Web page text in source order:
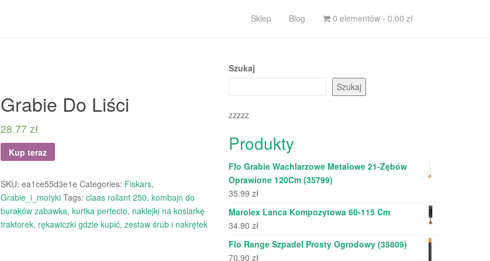
Sklep Blog 0 elementów - 0.00 zł
Grabie Do Liści
28.77 zł
Kup teraz
SKU: ea1ce55d3e1e Categories: Fiskars,
Grabie_i_motyki Tags: claas rollant 250, kombajn do
buraków zabawka, kurtka perfecto, naklejki na kosiarkę
traktorek, rękawiczki gdzie kupić, zestaw śrub i nakrętek
Szukaj
Szukaj
zzzzz
Produkty
Flo Grabie Wachlarzowe Metalowe 21-Zębów
Oprawione 120Cm (35799)
35.99 zł
Marolex Lanca Kompozytowa 60-115 Cm
34.90 zł
Flo Range Szpadel Prosty Ogrodowy (35809)
70.90 zł